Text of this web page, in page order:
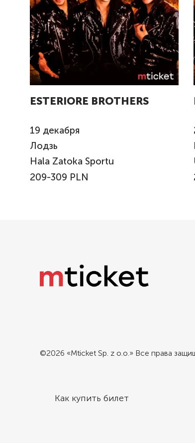
ESTERIORE BROTHERS
19 декабря
Лодзь
Hala Zatoka Sportu
209-309 PLN
©2026 «Mticket Sp. z o.o.» Все права
Как купить билет